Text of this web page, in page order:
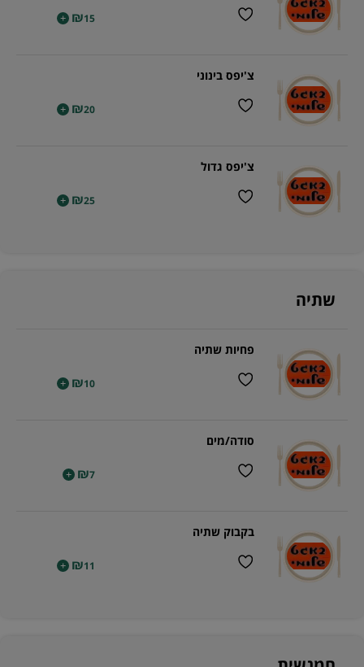
₪15
+
צ'יפס בינוני
₪20
+
צ'יפס גדול
₪25
+
שתיה
פחיות שתיה
₪10
+
סודה/מים
₪7
+
בקבוק שתיה
₪11
+